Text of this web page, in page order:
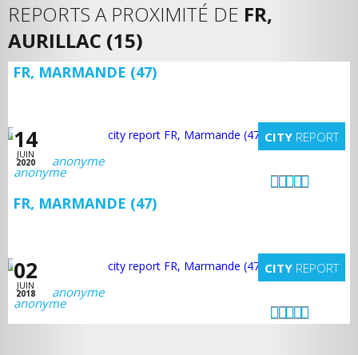
REPORTS A PROXIMITÉ DE FR,
AURILLAC (15)
FR, MARMANDE (47)
14
JUIN
2020
CITY REPORT
anonyme
FR, MARMANDE (47)
02
JUIN
2018
CITY REPORT
anonyme